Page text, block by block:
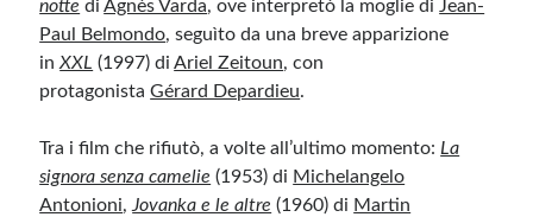
notte di Agnès Varda, ove interpretò la moglie di Jean-
Paul Belmondo, seguìto da una breve apparizione
in XXL (1997) di Ariel Zeitoun, con
protagonista Gérard Depardieu.
Tra i film che rifiutò, a volte all’ultimo momento: La
signora senza camelie (1953) di Michelangelo
Antonioni, Jovanka e le altre (1960) di Martin